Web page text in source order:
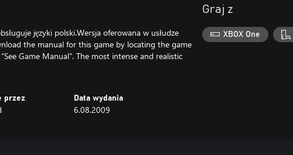
języki polski.Wersja oferowana w usłudze
the manual for this game by locating the game
Game Manual". The most intense and realistic
przez Data wydania
6.08.2009
Graj z
XBOX One